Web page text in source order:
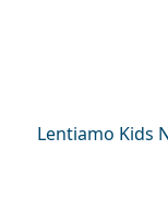
Lentiamo Kids